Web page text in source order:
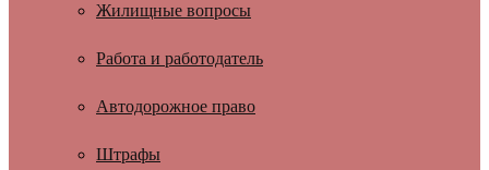
Жилищные вопросы
Работа и работодатель
Автодорожное право
Штрафы